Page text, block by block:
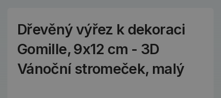
Dřevěný výřez k dekoraci
Gomille, 9x12 cm - 3D
Vánoční stromeček, malý